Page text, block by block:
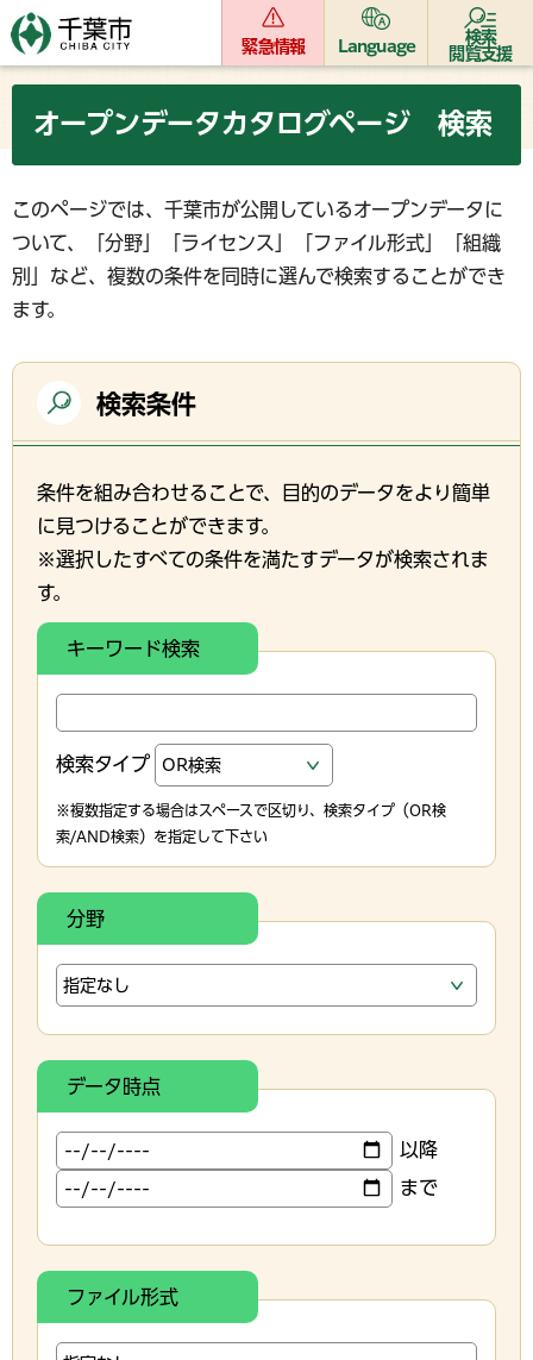
緊急情報 Language
検索
閲覧支援
オープンデータカタログページ 検索
このページでは、千葉市が公開しているオープンデータに
ついて、「分野」「ライセンス」「ファイル形式」「組織
別」など、複数の条件を同時に選んで検索することができ
ます。
検索条件
条件を組み合わせることで、目的のデータをより簡単
に見つけることができます。
※選択したすべての条件を満たすデータが検索されま
す。
キーワード検索
検索タイプ
※複数指定する場合はスペースで区切り、検索タイプ（OR検
索/AND検索）を指定して下さい
分野
データ時点
以降
まで
ファイル形式